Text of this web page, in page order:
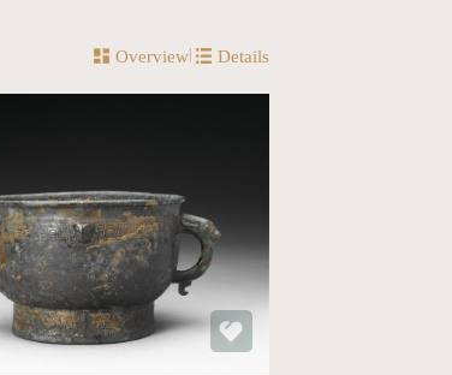
Details
Overview
加载中...